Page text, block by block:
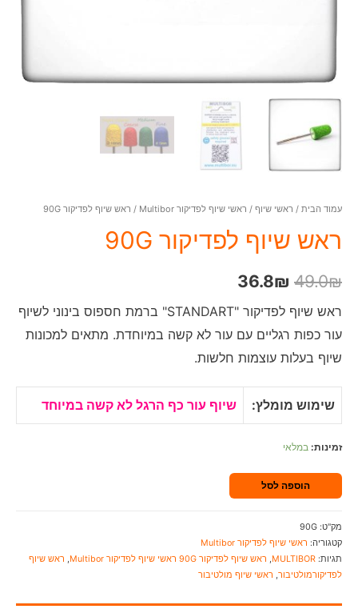
עמוד הבית / ראשי שיוף / ראשי שיוף לפדיקור Multibor / ראש שיוף לפדיקור 90G
ראש שיוף לפדיקור 90G
49.0₪
36.8₪
ראש שיוף לפדיקור "STANDART" ברמת חספוס בינוני לשיוף
עור כפות רגליים עם עור לא קשה במיוחדת. מתאים למכונות
שיוף בעלות עוצמות חלשות.
שימוש מומלץ: שיוף עור כף הרגל לא קשה במיוחד
זמינות: במלאי
הוספה לסל
מק"ט: 90G
קטגוריה: ראשי שיוף לפדיקור Multibor
תגיות: MULTIBOR
, ראש שיוף לפדיקור 90G ראשי שיוף לפדיקור Multibor , ראש שיוף
לפדיקורמולטיבור, ראשי שיוף מולטיבור